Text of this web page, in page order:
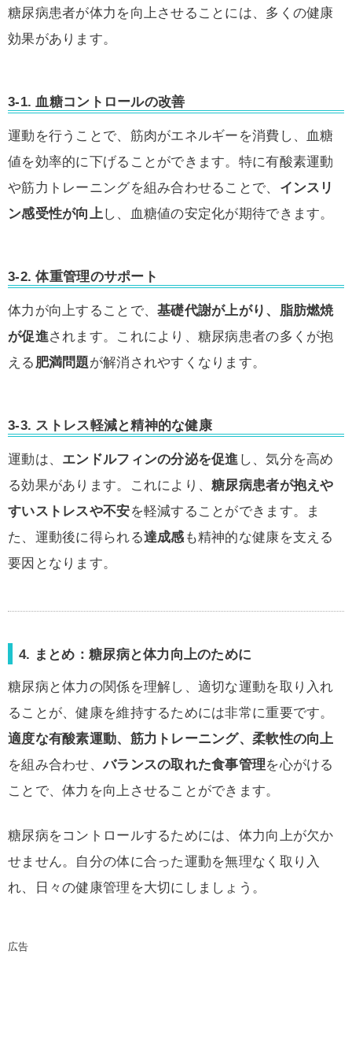
糖尿病患者が体力を向上させることには、多くの健康
効果があります。
3-1.血糖コントロールの改善
運動を行うことで、筋肉がエネルギーを消費し、血糖
値を効率的に下げることができます。特に有酸素運動
や筋力トレーニングを組み合わせることで、 インスリ
ン感受性が向上し、血糖値の安定化が期待できます。
3-2.体重管理のサポート
体力が向上することで、基礎代謝が上がり、脂肪燃焼
が促進されます。これにより、糖尿病患者の多くが抱
える 肥満問題が解消されやすくなります。
3-3. ストレス軽減と精神的な健康
運動は、 エンドルフィンの分泌を促進 し、気分を高め
る効果があります。これにより、糖尿病患者が抱えや
すいストレスや不安を軽減することができます。ま
た、運動後に得られる達成感も精神的な健康を支える
要因となります。
4. まとめ：糖尿病と体力向上のために
糖尿病と体力の関係を理解し、適切な運動を取り入れ
ることが、健康を維持するためには非常に重要です。
適度な有酸素運動、筋力トレーニング、柔軟性の向上
を組み合わせ、バランスの取れた食事管理を心がける
ことで、体力を向上させることができます。
糖尿病をコントロールするためには、体力向上が欠か
せません。自分の体に合った運動を無理なく取り入
れ、日々の健康管理を大切にしましょう。
広告